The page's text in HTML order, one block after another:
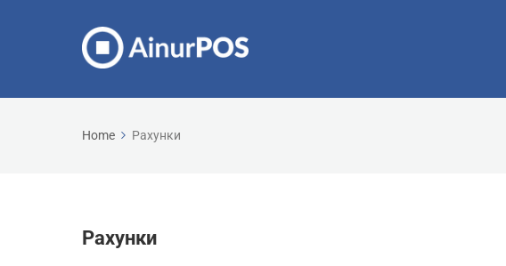
Home Рахунки
Рахунки